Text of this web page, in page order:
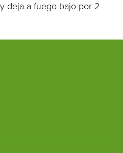
deja a fuego bajo por 2